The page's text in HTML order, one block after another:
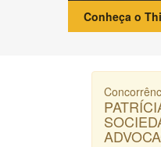
Conheça o